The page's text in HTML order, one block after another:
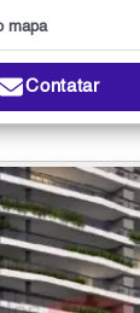
mapa
Contatar